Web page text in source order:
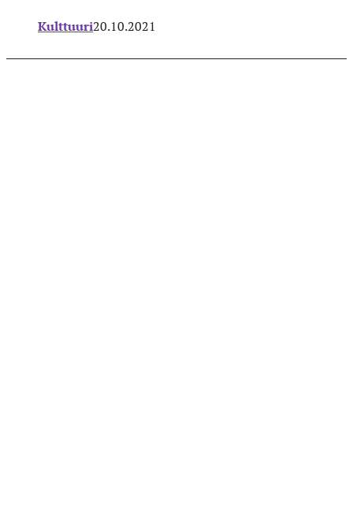
Kulttuuri20.10.2021